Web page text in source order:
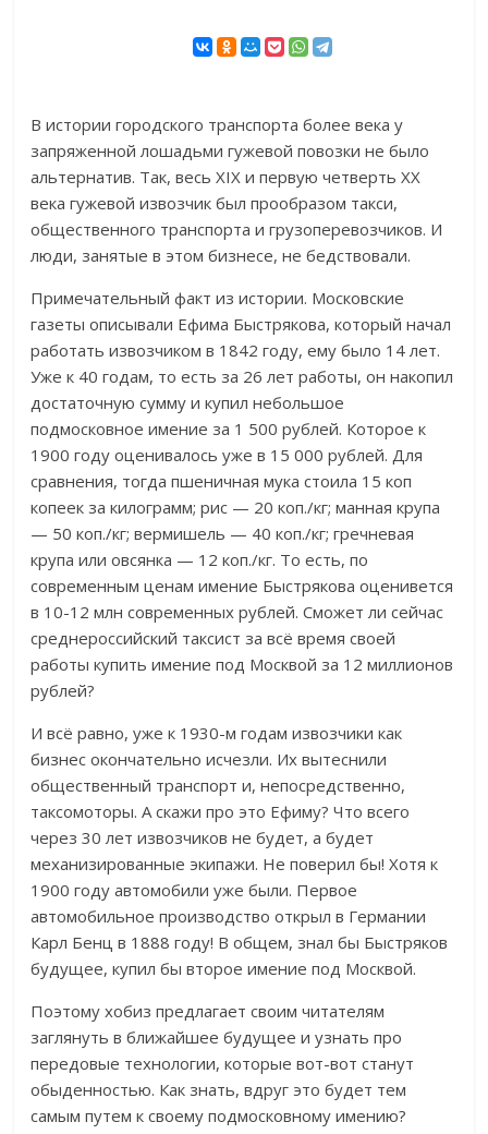
В истории городского транспорта более века у
запряженной лошадьми гужевой повозки не было
альтернатив. Так, весь XIX и первую четверть XX
века гужевой извозчик был прообразом такси,
общественного транспорта и грузоперевозчиков. И
люди, занятые в этом бизнесе, не бедствовали.
Примечательный факт из истории. Московские
газеты описывали Ефима Быстрякова, который начал
работать извозчиком в 1842 году, ему было 14 лет.
Уже к 40 годам, то есть за 26 лет работы, он накопил
достаточную сумму и купил небольшое
подмосковное имение за 1 500 рублей. Которое к
1900 году оценивалось уже в 15 000 рублей. Для
сравнения, тогда пшеничная мука стоила 15 коп
копеек за килограмм; рис — 20 коп./кг; манная крупа
— 50 коп./кг; вермишель — 40 коп./кг; гречневая
крупа или овсянка — 12 коп./кг. То есть, по
современным ценам имение Быстрякова оценивется
в 10-12 млн современных рублей. Сможет ли сейчас
среднероссийский таксист за всё время своей
работы купить имение под Москвой за 12 миллионов
рублей?
И всё равно, уже к 1930-м годам извозчики как
бизнес окончательно исчезли. Их вытеснили
общественный транспорт и, непосредственно,
таксомоторы. А скажи про это Ефиму? Что всего
через 30 лет извозчиков не будет, а будет
механизированные экипажи. Не поверил бы! Хотя к
1900 году автомобили уже были. Первое
автомобильное производство открыл в Германии
Карл Бенц в 1888 году! В общем, знал бы Быстряков
будущее, купил бы второе имение под Москвой.
Поэтому хобиз предлагает своим читателям
заглянуть в ближайшее будущее и узнать про
передовые технологии, которые вот-вот станут
обыденностью. Как знать, вдруг это будет тем
самым путем к своему подмосковному имению?